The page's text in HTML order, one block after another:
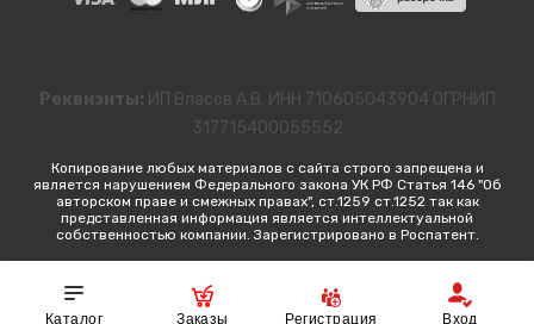
Реквизиты: ИП Власов А.В. ИНН 710605043904 ОГРНИП
317715400055552
Копирование любых материалов с сайта строго запрещена и
является нарушением Федерального закона УК РФ Статья 146 "Об
авторском праве и смежных правах", ст.1259 ст.1252 так как
представленная информация является интеллектуальной
собственностью компании. Зарегистрировано в Роспатент.
Каталог Заказы Регистрация Вход